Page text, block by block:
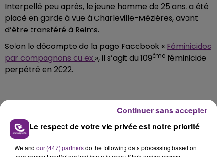
Interpellé peu après, le jeune homme de 25 ans, a été
placé en garde à vue à Charleville-Mézières, avant
d’être transféré à Reims.
Selon le décompte de la page Facebook « Féminicides
par compagnons ou ex », il s’agit du 109ème féminicide
perpétré en 2022.
FIL D'ACTU
Le respect de votre vie privée est notre priorité
We and our (447) partnersdo the following data processing based on
Continuer sans accepter